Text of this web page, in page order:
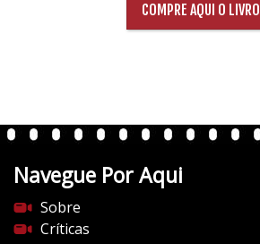
COMPRE AQUI O LIVRO
Navegue Por Aqui
Sobre
Críticas